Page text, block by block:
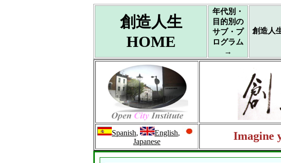
創造人生
HOME
年代別・
目的別の
サブ・プ
ログラム
→
創造人
Spanish, English,
Japanese
Imagine